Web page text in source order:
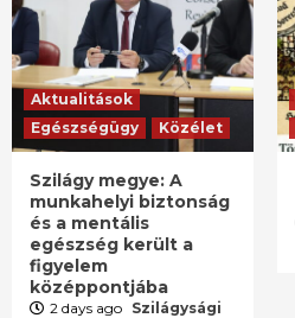
Aktualitások
Egészségügy
Közélet
Szilágy megye: A
munkahelyi biztonság
és a mentális
egészség került a
figyelem
középpontjába
2 days ago Szilágysági